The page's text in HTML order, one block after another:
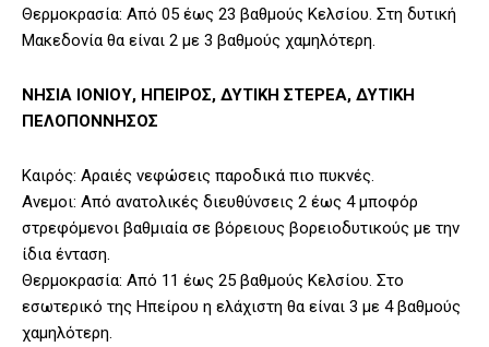
Θερμοκρασία: Από 05 έως 23 βαθμούς Κελσίου. Στη δυτική
Μακεδονία θα είναι 2 με 3 βαθμούς χαμηλότερη.
ΝΗΣΙΑ ΙΟΝΙΟΥ, ΗΠΕΙΡΟΣ, ΔΥΤΙΚΗ ΣΤΕΡΕΑ, ΔΥΤΙΚΗ
ΠΕΛΟΠΟΝΝΗΣΟΣ
Καιρός: Αραιές νεφώσεις παροδικά πιο πυκνές.
Ανεμοι: Από ανατολικές διευθύνσεις 2 έως 4 μποφόρ
στρεφόμενοι βαθμιαία σε βόρειους βορειοδυτικούς με την
ίδια ένταση.
Θερμοκρασία: Από 11 έως 25 βαθμούς Κελσίου. Στο
εσωτερικό της Ηπείρου η ελάχιστη θα είναι 3 με 4 βαθμούς
χαμηλότερη.